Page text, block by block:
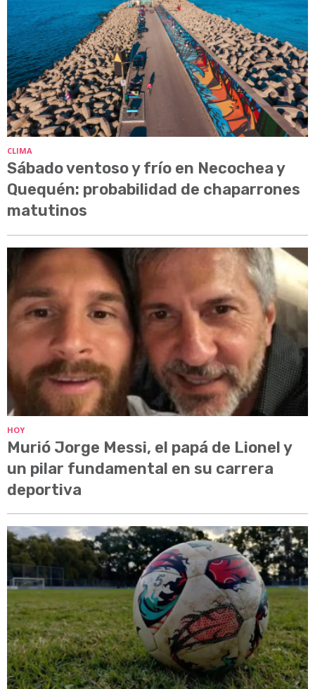
CLIMA
Sábado ventoso y frío en Necochea y
Quequén: probabilidad de chaparrones
matutinos
HOY
Murió Jorge Messi, el papá de Lionel y
un pilar fundamental en su carrera
deportiva